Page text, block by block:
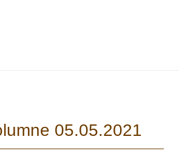
05.05.2021